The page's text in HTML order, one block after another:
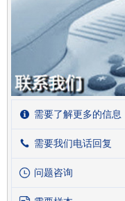
需要了解更多的信息
需要我们电话回复
问题咨询